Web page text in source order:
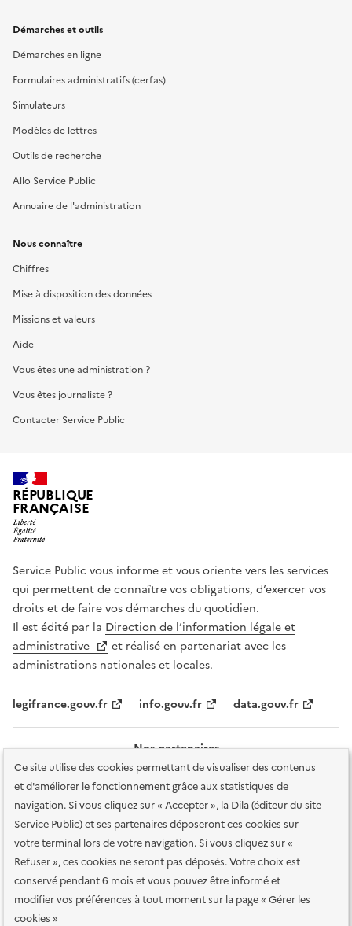
Ce site utilise des cookies permettant de visualiser des contenus
et d'améliorer le fonctionnement grâce aux statistiques de
navigation. Si vous cliquez sur « Accepter », la Dila (éditeur du site
Service Public) et ses partenaires déposeront ces cookies sur
votre terminal lors de votre navigation. Si vous cliquez sur «
Refuser », ces cookies ne seront pas déposés. Votre choix est
conservé pendant 6 mois et vous pouvez être informé et
modifier vos préférences à tout moment sur la page « Gérer les
cookies »
Démarches et outils
Démarches en ligne
Formulaires administratifs (cerfas)
Simulateurs
Modèles de lettres
Outils de recherche
Allo Service Public
Annuaire de l'administration
Nous connaître
Chiffres
Mise à disposition des données
Missions et valeurs
Aide
Vous êtes une administration ?
Vous êtes journaliste ?
Contacter Service Public
RÉPUBLIQUE
FRANÇAISE
Service Public vous informe et vous oriente vers les services
qui permettent de connaître vos obligations, d’exercer vos
droits et de faire vos démarches du quotidien.
Il est édité par la Direction de l’information légale et
administrative
et réalisé en partenariat avec les
administrations nationales et locales.
legifrance.gouv.fr info.gouv.fr data.gouv.fr
Nos partenaires
Plan du site Accessibilité : totalement conforme
Accessibilité des
services en ligne Mentions légales Données personnelles et sécurité
Conditions générales d'utilisation Gestion des cookies